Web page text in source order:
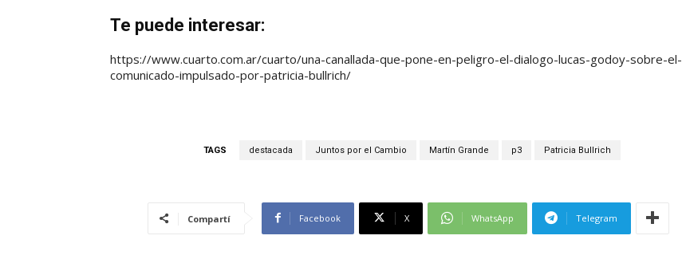
Te puede interesar:
https://www.cuarto.com.ar/cuarto/una-canallada-que-pone-en-peligro-el-dialogo-lucas-godoy-sobre-el-
comunicado-impulsado-por-patricia-bullrich/
TAGS destacada Juntos por el Cambio Martín Grande p3 Patricia Bullrich
Compartí Facebook X WhatsApp Telegram